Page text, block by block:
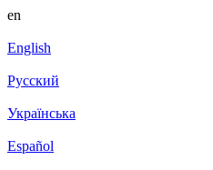
en
English
Русский
Українська
Español